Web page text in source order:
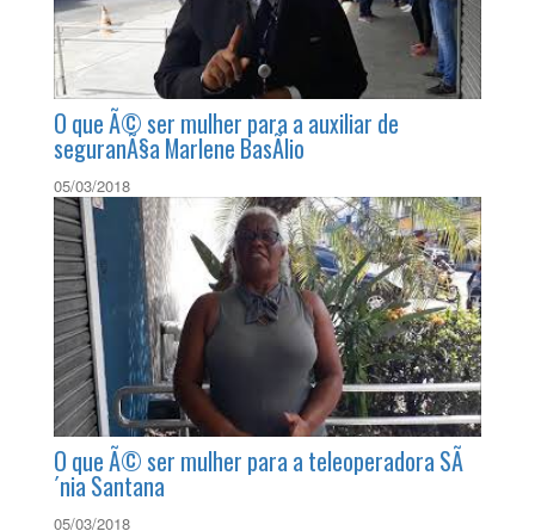
04/12/2015
O que Ã© ser mulher para a auxiliar de
seguranÃ§a Marlene BasÃ­lio
05/03/2018